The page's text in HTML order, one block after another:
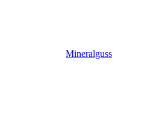
Mineralguss